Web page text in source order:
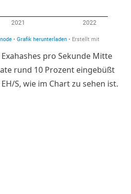
pro Sekunde Mitte
rund 10 Prozent eingebüßt
S, wie im Chart zu sehen ist.